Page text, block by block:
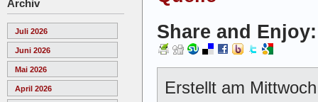
Archiv
Juli 2026
Juni 2026
Mai 2026
April 2026
Share and Enjoy:
Erstellt am